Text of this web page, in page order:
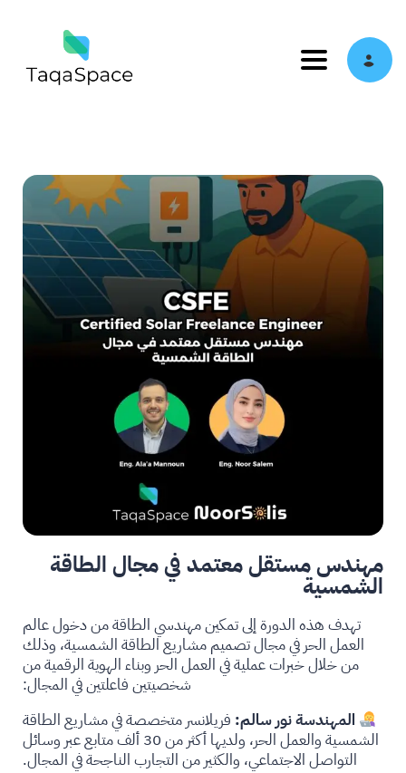
Toggle
مهندس مستقل معتمد في مجال الطاقة
الشمسية
تهدف هذه الدورة إلى تمكين مهندسي الطاقة من دخول عالم
العمل الحر في مجال تصميم مشاريع الطاقة الشمسية، وذلك
من خلال خبرات عملية في العمل الحر وبناء الهوية الرقمية من
شخصيتين فاعلتين في المجال:
المهندسة نور سالم: فريلانسر متخصصة في مشاريع الطاقة
الشمسية والعمل الحر، ولديها أكثر من 30 ألف متابع عبر وسائل
التواصل الاجتماعي، والكثير من التجارب الناجحة في المجال.